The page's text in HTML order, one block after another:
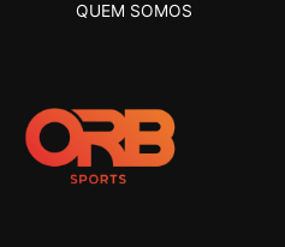
QUEM SOMOS